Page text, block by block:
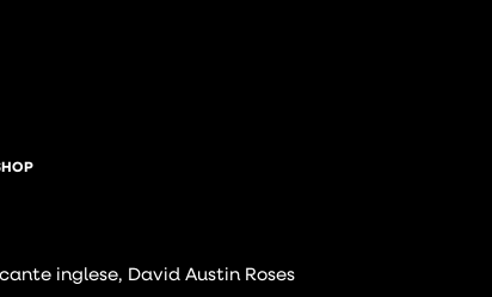
inglese, David Austin Roses